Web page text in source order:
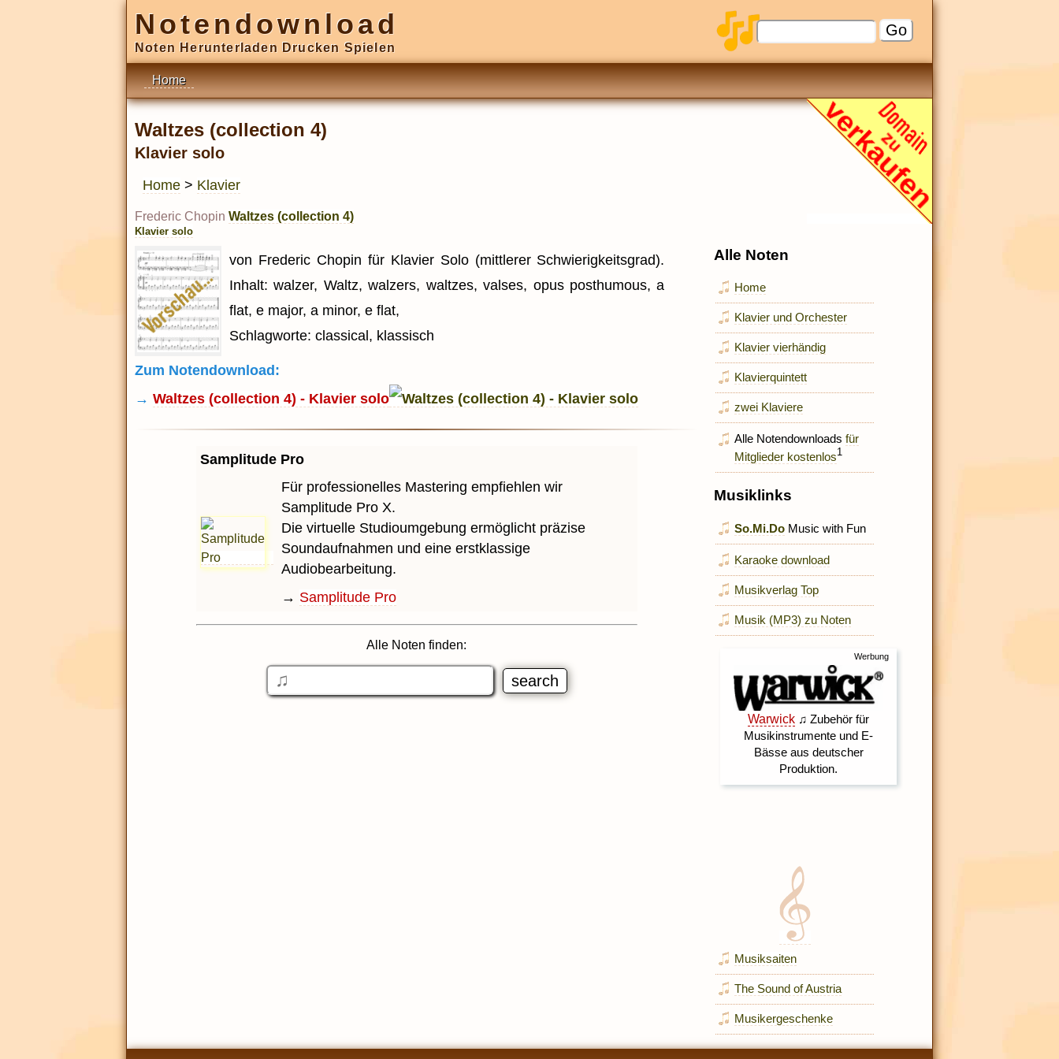
Notendownload
Noten Herunterladen Drucken Spielen
Home
Waltzes (collection 4)
Klavier solo
Home > Klavier
Frederic Chopin Waltzes (collection 4)
Klavier solo
von Frederic Chopin für Klavier Solo (mittlerer Schwierigkeitsgrad).
Inhalt: walzer, Waltz, walzers, waltzes, valses, opus posthumous, a
flat, e major, a minor, e flat,
Schlagworte: classical, klassisch
Zum Notendownload:
→ Waltzes (collection 4) - Klavier solo
Samplitude Pro
Für professionelles Mastering empfiehlen wir
Samplitude Pro X.
Die virtuelle Studioumgebung ermöglicht präzise
Soundaufnahmen und eine erstklassige
Audiobearbeitung.
→ Samplitude Pro
Alle Noten finden:
Alle Noten
Home
Klavier und Orchester
Klavier vierhändig
Klavierquintett
zwei Klaviere
Alle Notendownloadsfür
Mitglieder kostenlos1
Musiklinks
So.Mi.Do Music with Fun
Karaoke download
Musikverlag Top
Musik (MP3) zu Noten
Musiksaiten
The Sound of Austria
Musikergeschenke